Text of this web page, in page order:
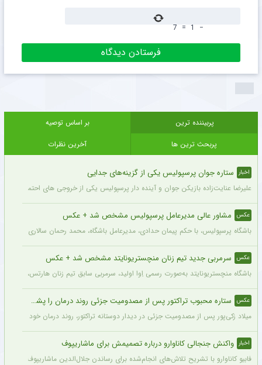
−
1
=
7
پربیننده ترین
بر اساس توصیه
پربحث ترین ها
آخرین نظرات
اخبار ستاره جوان پرسپولیس یکی از گزینه‌های جدایی
علیرضا عنایت‌زاده بازیکن جوان و آینده دار پرسپولیس یکی از خروجی های احتمالی
عکس مشاور عالی مدیرعامل پرسپولیس مشخص شد + عکس
باشگاه پرسپولیس، با حکم پیمان حدادی، مدیرعامل باشگاه، محمد رحمان سالاری به
عکس سرمربی جدید تیم زنان منچستریونایتد مشخص شد + عکس
باشگاه منچستریونایتد به‌صورت رسمی اِوا اولید، سرمربی سابق تیم زنان هارتس، را
عکس ستاره محبوب تراکتور پس از مصدومیت جزئی روند درمان را پشت سر گذاشت + عکس
میلاد زکی‌پور پس از مصدومیت جزئی در دیدار دوستانه تراکتور، روند درمان خود را
اخبار واکنش جنجالی کاناوارو درباره تصمیمش برای ماشاریپوف
فابیو کاناوارو با تشریح تلاش‌های انجام‌شده برای رساندن جلال‌الدین ماشاریپوف به